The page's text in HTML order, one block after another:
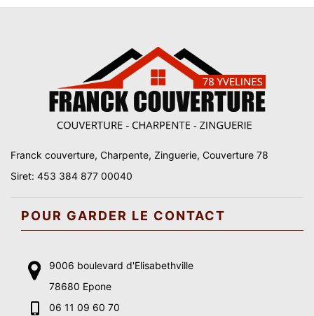
Franck couverture, Charpente, Zinguerie, Couverture 78
Siret: 453 384 877 00040
POUR GARDER LE CONTACT
9006 boulevard d'Elisabethville
78680 Epone
06 11 09 60 70